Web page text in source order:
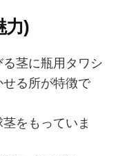
力)
茎に瓶用タワシ
る所が特徴で
をもっていま